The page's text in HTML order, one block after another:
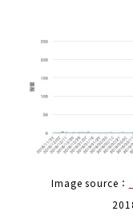
Image source：